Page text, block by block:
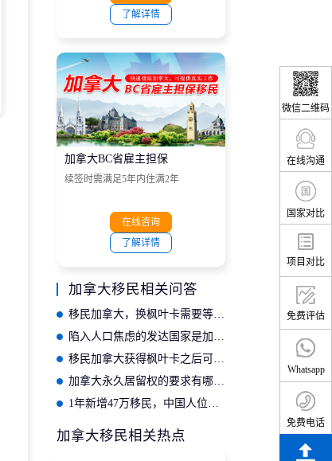
了解详情
加拿大BC省雇主担保
续签时需满足5年内住满2年
在线咨询
了解详情
加拿大移民相关问答
移民加拿大，换枫叶卡需要等待多久呢？
加拿大永久居留权的要求有哪些？
加拿大移民相关热点
微信二维码
在线沟通
国家对比
项目对比
免费评估
Whatsapp
免费电话